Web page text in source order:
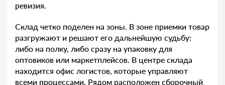
ревизия.
Склад четко поделен на зоны. В зоне приемки товар
разгружают и решают его дальнейшую судьбу:
либо на полку, либо сразу на упаковку для
оптовиков или маркетплейсов. В центре склада
находится офис логистов, которые управляют
всеми процессами. Рядом расположен сборочный